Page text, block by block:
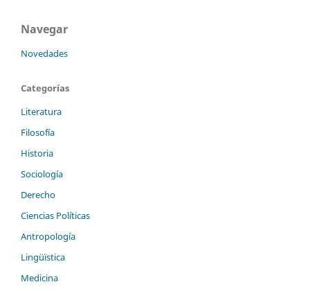
Navegar
Novedades
Categorías
Literatura
Filosofía
Historia
Sociología
Derecho
Ciencias Políticas
Antropología
Lingüïstica
Medicina